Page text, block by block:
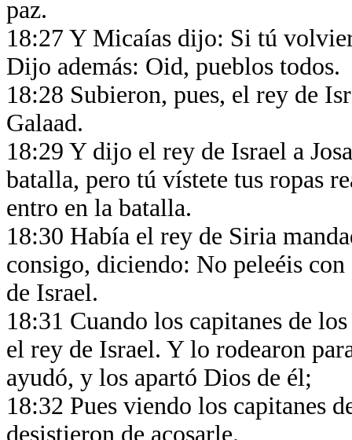
paz.
18:27 Y Micaías dijo: Si tú
Dijo además: Oid, pueblos todos.
18:28 Subieron, pues, el rey de
Galaad.
18:29 Y dijo el rey de Israel a
batalla, pero tú vístete tus ropas
entro en la batalla.
18:30 Había el rey de Siria
consigo, diciendo: No peleéis
de Israel.
18:31 Cuando los capitanes de
el rey de Israel. Y lo rodearon
ayudó, y los apartó Dios de él;
18:32 Pues viendo los capitanes
desistieron de acosarle.